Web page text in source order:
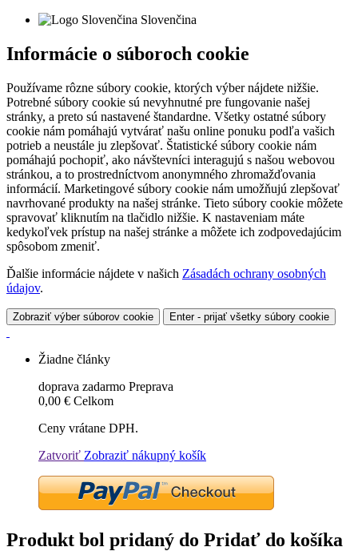
Slovenčina
Informácie o súboroch cookie
Používame rôzne súbory cookie, ktorých výber nájdete nižšie.
Potrebné súbory cookie sú nevyhnutné pre fungovanie našej
stránky, a preto sú nastavené štandardne. Všetky ostatné súbory
cookie nám pomáhajú vytvárať našu online ponuku podľa vašich
potrieb a neustále ju zlepšovať. Štatistické súbory cookie nám
pomáhajú pochopiť, ako návštevníci interagujú s našou webovou
stránkou, a to prostredníctvom anonymného zhromažďovania
informácií. Marketingové súbory cookie nám umožňujú zlepšovať
navrhované produkty na našej stránke. Tieto súbory cookie môžete
spravovať kliknutím na tlačidlo nižšie. K nastaveniam máte
kedykoľvek prístup na našej stránke a môžete ich zodpovedajúcim
spôsobom zmeniť.
Ďalšie informácie nájdete v našich Zásadách ochrany osobných
údajov.
Zobraziť výber súborov cookie Enter - prijať všetky súbory cookie
Žiadne články
doprava zadarmo Preprava
0,00 € Celkom
Ceny vrátane DPH.
Zatvoriť Zobraziť nákupný košík
Produkt bol pridaný do Pridať do košíka